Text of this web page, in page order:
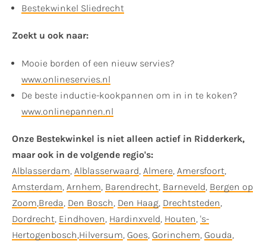
Bestekwinkel Sliedrecht
Zoekt u ook naar:
Mooie borden of een nieuw servies?
www.onlineservies.nl
De beste inductie-kookpannen om in in te koken?
www.onlinepannen.nl
Onze Bestekwinkel is niet alleen actief in Ridderkerk,
maar ook in de volgende regio's:
Alblasserdam, Alblasserwaard, Almere, Amersfoort,
Amsterdam, Arnhem, Barendrecht, Barneveld, Bergen op
Zoom,Breda, Den Bosch, Den Haag, Drechtsteden,
Dordrecht, Eindhoven, Hardinxveld, Houten, 's-
Hertogenbosch,Hilversum, Goes, Gorinchem, Gouda,